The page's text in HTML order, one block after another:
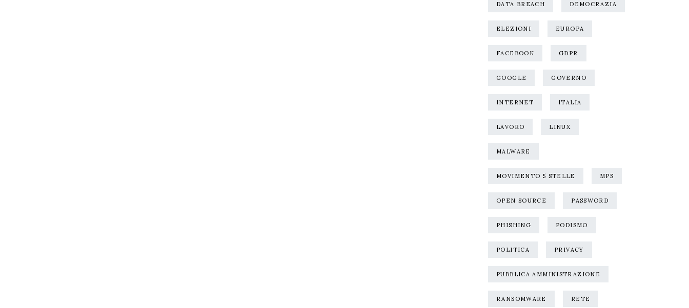
DATA BREACH DEMOCRAZIA
ELEZIONI EUROPA
FACEBOOK GDPR
GOOGLE GOVERNO
INTERNET ITALIA
LAVORO LINUX
MALWARE
MOVIMENTO 5 STELLE MPS
OPEN SOURCE PASSWORD
PHISHING PODISMO
POLITICA PRIVACY
PUBBLICA AMMINISTRAZIONE
RANSOMWARE RETE